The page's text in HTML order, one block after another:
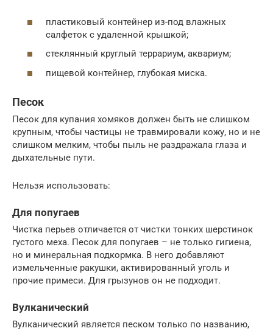
пластиковый контейнер из-под влажных
салфеток с удаленной крышкой;
стеклянный круглый террариум, аквариум;
пищевой контейнер, глубокая миска.
Песок
Песок для купания хомяков должен быть не слишком
крупным, чтобы частицы не травмировали кожу, но и не
слишком мелким, чтобы пыль не раздражала глаза и
дыхательные пути.
Нельзя использовать:
Для попугаев
Чистка перьев отличается от чистки тонких шерстинок
густого меха. Песок для попугаев – не только гигиена,
но и минеральная подкормка. В него добавляют
измельченные ракушки, активированный уголь и
прочие примеси. Для грызунов он не подходит.
Вулканический
Вулканический является песком только по названию,